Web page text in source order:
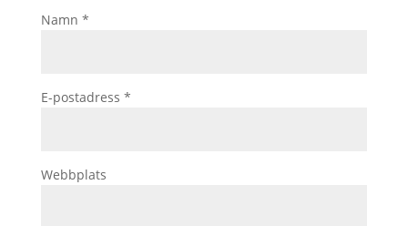
Namn *
E-postadress *
Webbplats